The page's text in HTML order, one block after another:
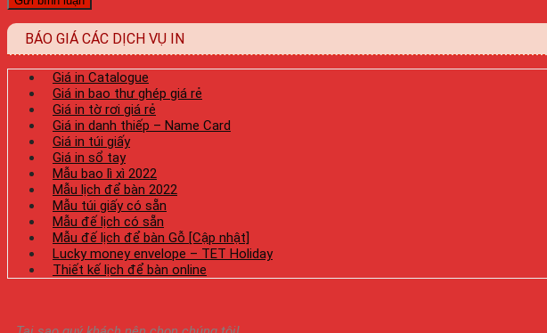
BÁO GIÁ CÁC DỊCH VỤ IN
Giá in Catalogue
Giá in bao thư ghép giá rẻ
Giá in tờ rơi giá rẻ
Giá in danh thiếp – Name Card
Giá in túi giấy
Giá in sổ tay
Mẫu bao lì xì 2022
Mẫu lịch để bàn 2022
Mẫu túi giấy có sẵn
Mẫu đế lịch có sẵn
Mẫu đế lịch để bàn Gỗ [Cập nhật]
Lucky money envelope – TET Holiday
Thiết kế lịch để bàn online